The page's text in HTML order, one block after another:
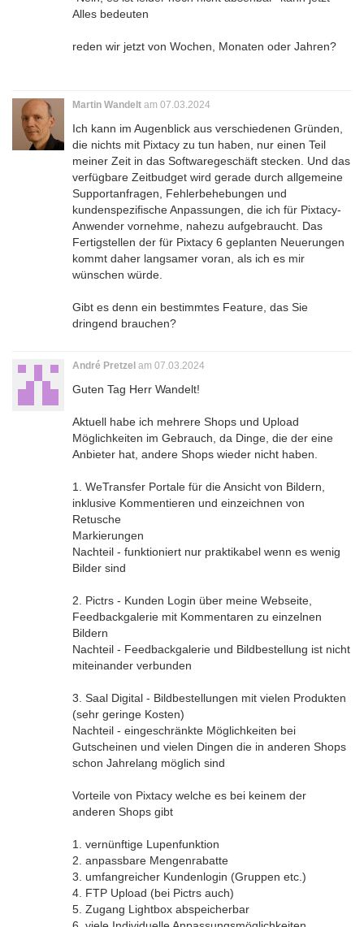
Alles bedeuten
reden wir jetzt von Wochen, Monaten oder Jahren?
Martin Wandelt am 07.03.2024
Ich kann im Augenblick aus verschiedenen Gründen,
die nichts mit Pixtacy zu tun haben, nur einen Teil
meiner Zeit in das Softwaregeschäft stecken. Und das
verfügbare Zeitbudget wird gerade durch allgemeine
Supportanfragen, Fehlerbehebungen und
kundenspezifische Anpassungen, die ich für Pixtacy-
Anwender vornehme, nahezu aufgebraucht. Das
Fertigstellen der für Pixtacy 6 geplanten Neuerungen
kommt daher langsamer voran, als ich es mir
wünschen würde.
Gibt es denn ein bestimmtes Feature, das Sie
dringend brauchen?
André Pretzel am 07.03.2024
Guten Tag Herr Wandelt!
Aktuell habe ich mehrere Shops und Upload
Möglichkeiten im Gebrauch, da Dinge, die der eine
Anbieter hat, andere Shops wieder nicht haben.
1. WeTransfer Portale für die Ansicht von Bildern,
inklusive Kommentieren und einzeichnen von
Retusche
Markierungen
Nachteil - funktioniert nur praktikabel wenn es wenig
Bilder sind
2. Pictrs - Kunden Login über meine Webseite,
Feedbackgalerie mit Kommentaren zu einzelnen
Bildern
Nachteil - Feedbackgalerie und Bildbestellung ist nicht
miteinander verbunden
3. Saal Digital - Bildbestellungen mit vielen Produkten
(sehr geringe Kosten)
Nachteil - eingeschränkte Möglichkeiten bei
Gutscheinen und vielen Dingen die in anderen Shops
schon Jahrelang möglich sind
Vorteile von Pixtacy welche es bei keinem der
anderen Shops gibt
1. vernünftige Lupenfunktion
2. anpassbare Mengenrabatte
3. umfangreicher Kundenlogin (Gruppen etc.)
4. FTP Upload (bei Pictrs auch)
5. Zugang Lightbox abspeicherbar